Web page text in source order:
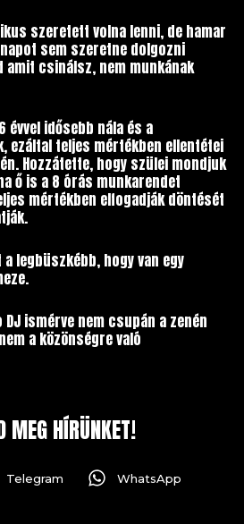
szeretett volna lenni, de hamar
sem szeretne dolgozni
amit csinálsz, nem munkának
évvel idősebb nála és a
ezáltal teljes mértékben ellentétei
Hozzátette, hogy szülei mondjuk
ő is a 8 órás munkarendet
mértékben elfogadják döntését
legbüszkébb, hogy van egy
ismérve nem csupán a zenén
a közönségre való
MEG HÍRÜNKET!
Telegram WhatsApp